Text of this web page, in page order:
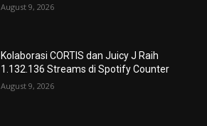
August 9, 2026
Kolaborasi CORTIS dan Juicy J Raih
1.132.136 Streams di Spotify Counter
August 9, 2026